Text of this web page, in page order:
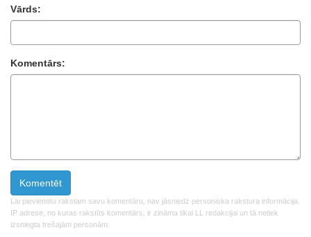
Vārds:
Komentārs:
Lai pievienotu rakstam savu komentāru, nav jāsniedz personiska rakstura informācija.
IP adrese, no kuras rakstīts komentārs, ir zināma tikai LL redakcijai un tā netiek
izsniegta trešajām personām.